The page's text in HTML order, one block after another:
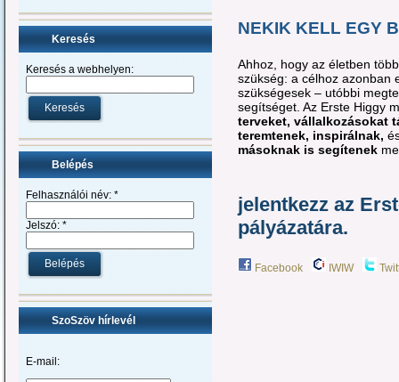
Keresés
Keresés a webhelyen:
Belépés
Felhasználói név: *
Jelszó: *
SzoSzöv hírlevél
E-mail:
NEKIK KELL EGY
Ahhoz, hogy az életben
szükség: a célhoz azonban
szükségesek – utóbbi
segítséget. Az Erste Higgy
terveket, vállalkozásokat
teremtenek, inspirálnak,
másoknak is segítenek
jelentkezz az
pályázatára.
Facebook IWIW